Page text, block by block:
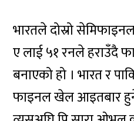
भारतले दोस्रो
ए लाई ५१ रनले हराउँदै
बनाएको हो । भारत र
फाइनल खेल आइतबार